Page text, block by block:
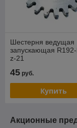
Шестерня ведущая
запускающая
z-21
45 руб.
Купить
Акционные